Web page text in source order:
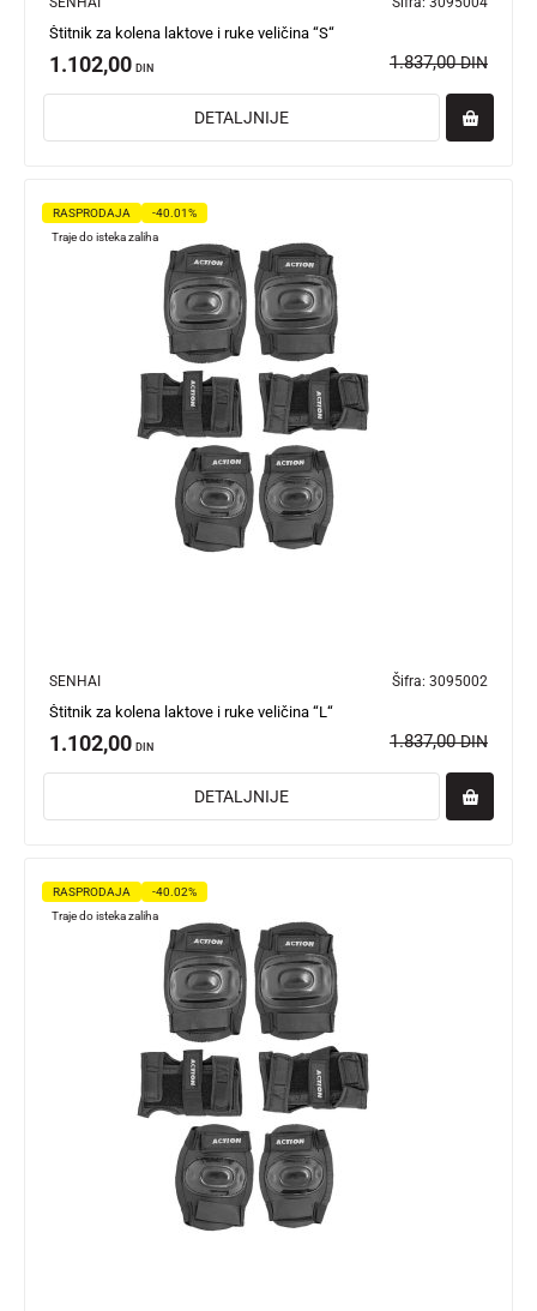
Štitnik za kolena laktove i ruke veličina “S“
1.102,00 DIN 1.837,00DIN
DETALJNIJE
RASPRODAJA
-40.01%
Traje do isteka zaliha
SENHAI Šifra: 3095002
Štitnik za kolena laktove i ruke veličina “L“
1.102,00 DIN 1.837,00DIN
DETALJNIJE
RASPRODAJA
-40.02%
Traje do isteka zaliha